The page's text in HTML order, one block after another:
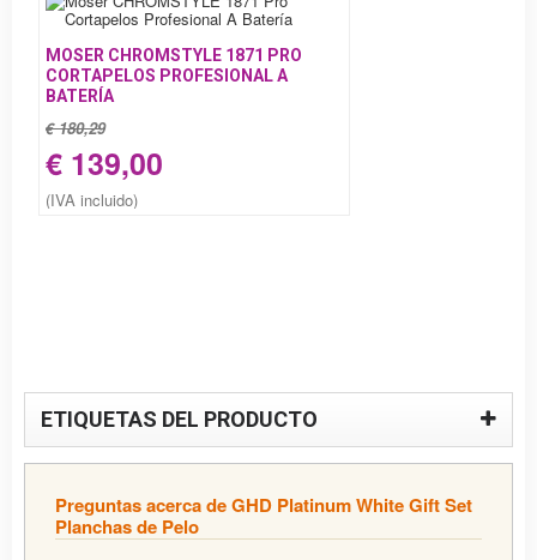
MOSER CHROMSTYLE 1871 PRO
CORTAPELOS PROFESIONAL A
BATERÍA
€ 180,29
€ 139,00
(IVA incluido)
ETIQUETAS DEL PRODUCTO
Preguntas acerca de GHD Platinum White Gift Set
Planchas de Pelo